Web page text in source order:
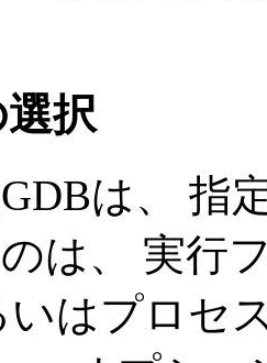
択
は、 指
は、 実行
いはプロセ